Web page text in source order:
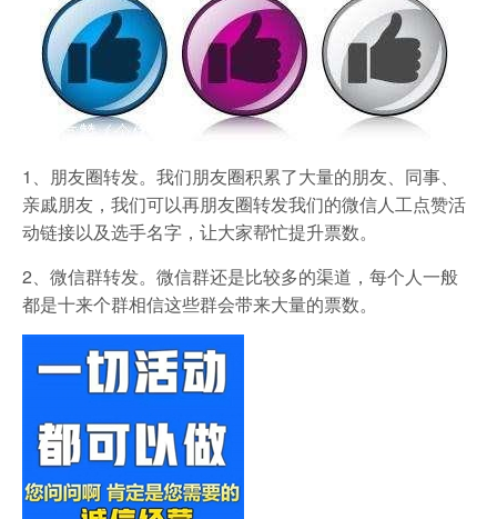
1、朋友圈转发。我们朋友圈积累了大量的朋友、同事、
亲戚朋友，我们可以再朋友圈转发我们的微信人工点赞活
动链接以及选手名字，让大家帮忙提升票数。
2、微信群转发。微信群还是比较多的渠道，每个人一般
都是十来个群相信这些群会带来大量的票数。